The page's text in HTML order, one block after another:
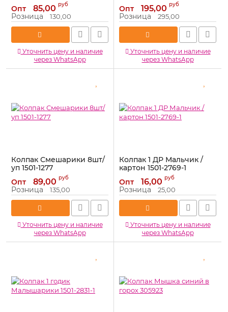
Артикул: 1501-2646
Опт 85,00 руб
Розница 130,00
Уточнить цену и наличие
через WhatsApp
Опт 195,00 руб
Розница 295,00
Уточнить цену и наличие
через WhatsApp
Колпак Смешарики 8шт/
уп 1501-1277
Артикул: 1501-1277
Опт 89,00 руб
Розница 135,00
Уточнить цену и наличие
через WhatsApp
Колпак 1 ДР Мальчик /
картон 1501-2769-1
Артикул: 1501-2769-1
Опт 16,00 руб
Розница 25,00
Уточнить цену и наличие
через WhatsApp